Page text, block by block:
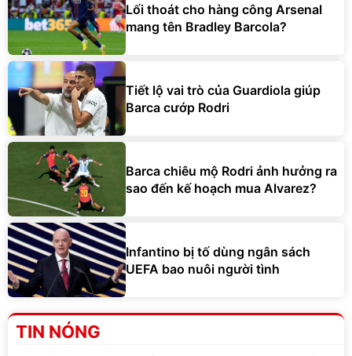
Lối thoát cho hàng công Arsenal
mang tên Bradley Barcola?
Tiết lộ vai trò của Guardiola giúp
Barca cướp Rodri
Barca chiêu mộ Rodri ảnh hưởng ra
sao đến kế hoạch mua Alvarez?
Infantino bị tố dùng ngân sách
UEFA bao nuôi người tình
TIN NÓNG